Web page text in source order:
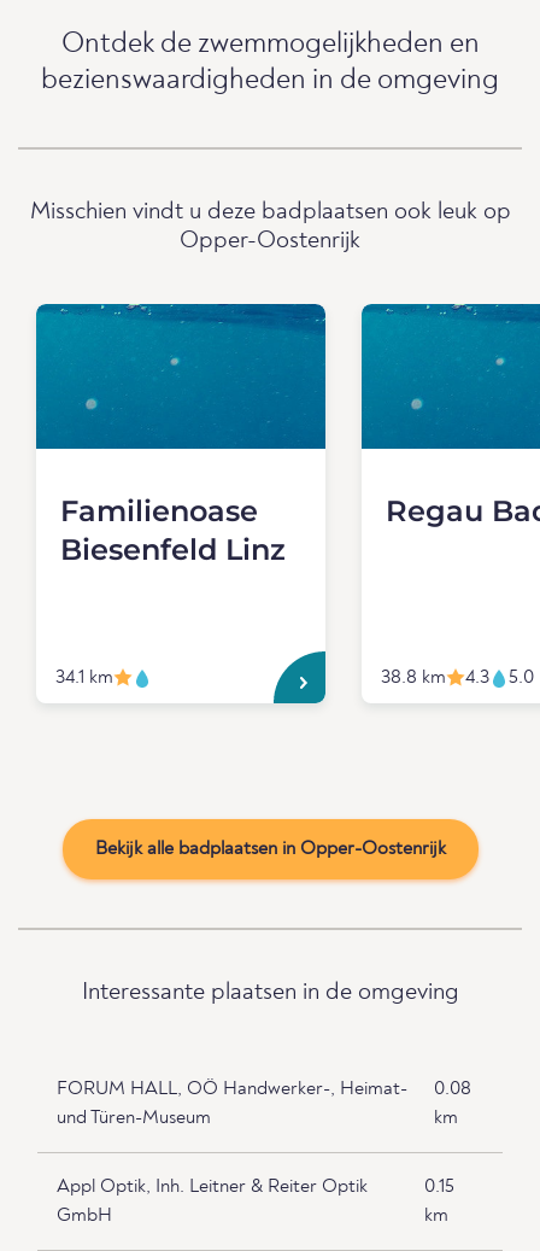
Ontdek de zwemmogelijkheden en
bezienswaardigheden in de omgeving
Misschien vindt u deze badplaatsen ook leuk op
Opper-Oostenrijk
Familienoase
Biesenfeld Linz
34.1 km
Regau
38.8 km 4.3 5.0
Bekijk alle badplaatsen in Opper-Oostenrijk
Interessante plaatsen in de omgeving
FORUM HALL, OÖ Handwerker-, Heimat-
und Türen-Museum
0.08
km
Appl Optik, Inh. Leitner & Reiter Optik
GmbH
0.15
km